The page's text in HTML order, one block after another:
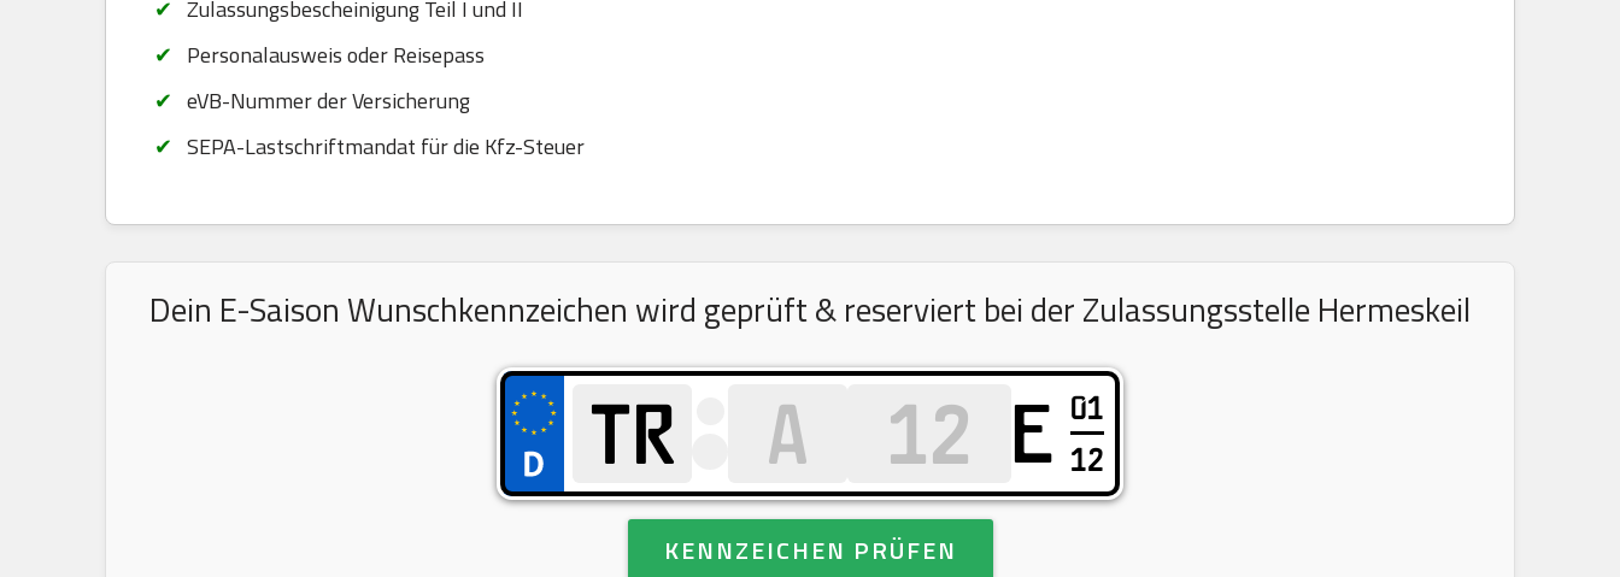
Zulassungsbescheinigung Teil I und II
Personalausweis oder Reisepass
eVB-Nummer der Versicherung
SEPA-Lastschriftmandat für die Kfz-Steuer
Dein E-Saison Wunschkennzeichen wird geprüft & reserviert bei der Zulassungsstelle Hermeskeil
E 01
12
KENNZEICHEN PRÜFEN